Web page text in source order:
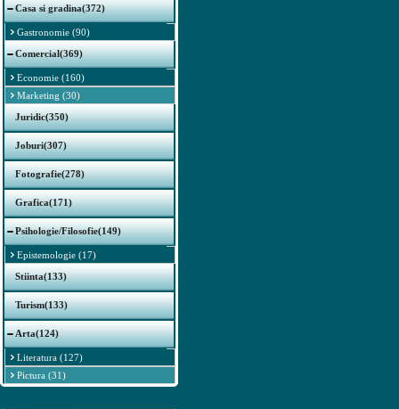
Casa si gradina(372)
Gastronomie (90)
Comercial(369)
Economie (160)
Marketing (30)
Juridic(350)
Joburi(307)
Fotografie(278)
Grafica(171)
Psihologie/Filosofie(149)
Epistemologie (17)
Stiinta(133)
Turism(133)
Arta(124)
Literatura (127)
Pictura (31)